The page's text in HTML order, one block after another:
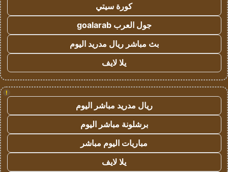
كورة سيتي
جول العرب goalarab
بث مباشر ريال مدريد اليوم
يلا لايف
!
ريال مدريد مباشر اليوم
برشلونة مباشر اليوم
مباريات اليوم مباشر
يلا لايف